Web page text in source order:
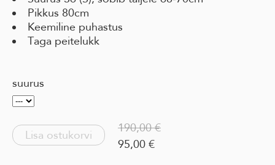
Pikkus 80cm
Keemiline puhastus
Taga peitelukk
suurus
Lisa ostukorvi
190,00 €
95,00 €